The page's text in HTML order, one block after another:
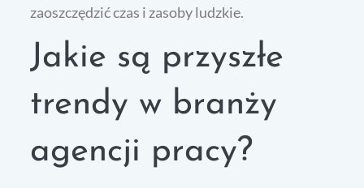
zaoszczędzić czas i zasoby ludzkie.
Jakie są przyszłe
trendy w branży
agencji pracy?